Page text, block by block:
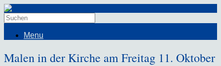
Menu
Malen in der Kirche am Freitag 11. Oktober